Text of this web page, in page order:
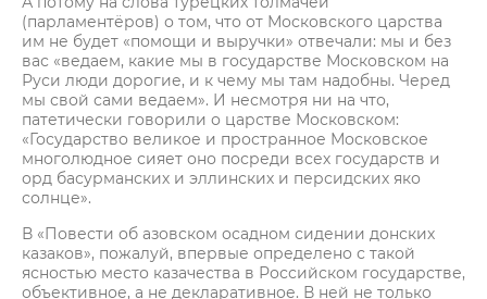
(парламентёров) о том, что от Московского царства
им не будет «помощи и выручки» отвечали: мы и без
вас «ведаем, какие мы в государстве Московском на
Руси люди дорогие, и к чему мы там надобны. Черед
мы свой сами ведаем». И несмотря ни на что,
патетически говорили о царстве Московском:
«Государство великое и пространное Московское
многолюдное сияет оно посреди всех государств и
орд басурманских и эллинских и персидских яко
солнце».
В «Повести об азовском осадном сидении донских
казаков», пожалуй, впервые определено с такой
ясностью место казачества в Российском государстве,
объективное, а не декларативное. В ней не только